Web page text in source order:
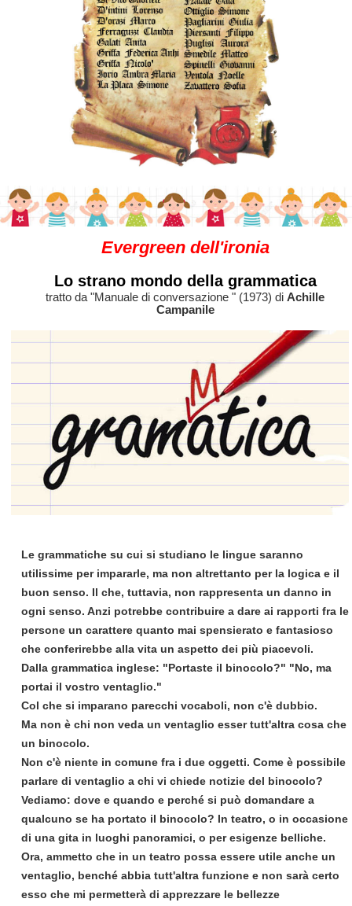
Evergreen dell'ironia
Lo strano mondo della grammatica
tratto da "Manuale di conversazione " (1973) di Achille
Campanile
Le grammatiche su cui si studiano le lingue saranno
utilissime per impararle, ma non altrettanto per la logica e il
buon senso. Il che, tuttavia, non rappresenta un danno in
ogni senso. Anzi potrebbe contribuire a dare ai rapporti fra le
persone un carattere quanto mai spensierato e fantasioso
che conferirebbe alla vita un aspetto dei più piacevoli.
Dalla grammatica inglese: "Portaste il binocolo?" "No, ma
portai il vostro ventaglio."
Col che si imparano parecchi vocaboli, non c'è dubbio.
Ma non è chi non veda un ventaglio esser tutt'altra cosa che
un binocolo.
Non c'è niente in comune fra i due oggetti. Come è possibile
parlare di ventaglio a chi vi chiede notizie del binocolo?
Vediamo: dove e quando e perché si può domandare a
qualcuno se ha portato il binocolo? In teatro, o in occasione
di una gita in luoghi panoramici, o per esigenze belliche.
Ora, ammetto che in un teatro possa essere utile anche un
ventaglio, benché abbia tutt'altra funzione e non sarà certo
esso che mi permetterà di apprezzare le bellezze